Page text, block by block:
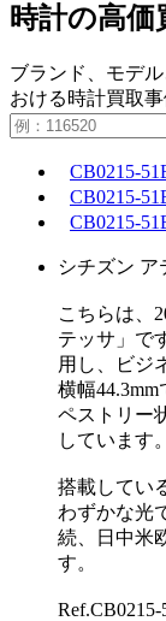
時計の高
ブランド、モデ
おける時計買取
CB0215-
CB0215-
CB0215-
シチズン ア
こちらは、
テッサ」で
用し、ビジ
横幅
ペストリー
しています。
搭載してい
わずかな光
続、日中米
す。